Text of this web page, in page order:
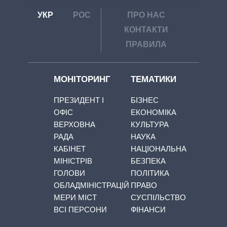
УКР РОС
ПРО НАС
КОНТАКТИ
ПРАВИЛА
МОНІТОРИНГ
ПРЕЗИДЕНТ І
ОФІС
ВЕРХОВНА
РАДА
КАБІНЕТ
МІНІСТРІВ
ГОЛОВИ
ОБЛАДМІНІСТРАЦІЙ
МЕРИ МІСТ
ВСІ ПЕРСОНИ
ТЕМАТИКИ
БІЗНЕС
ЕКОНОМІКА
КУЛЬТУРА
НАУКА
НАЦІОНАЛЬНА
БЕЗПЕКА
ПОЛІТИКА
ПРАВО
СУСПІЛЬСТВО
ФІНАНСИ